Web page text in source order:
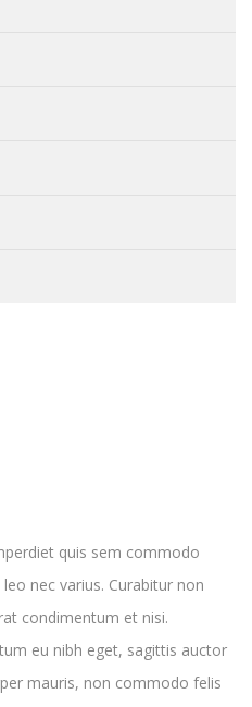
quis sem commodo
nec varius. Curabitur non
condimentum et nisi.
eu nibh eget, sagittis auctor
mauris, non commodo felis